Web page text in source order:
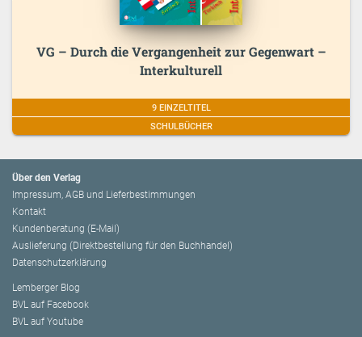
VG – Durch die Vergangenheit zur Gegenwart –
Interkulturell
9 EINZELTITEL
SCHULBÜCHER
Über den Verlag
Impressum, AGB und Lieferbestimmungen
Kontakt
Kundenberatung (E-Mail)
Auslieferung (Direktbestellung für den Buchhandel)
Datenschutzerklärung
Lemberger Blog
BVL auf Facebook
BVL auf Youtube